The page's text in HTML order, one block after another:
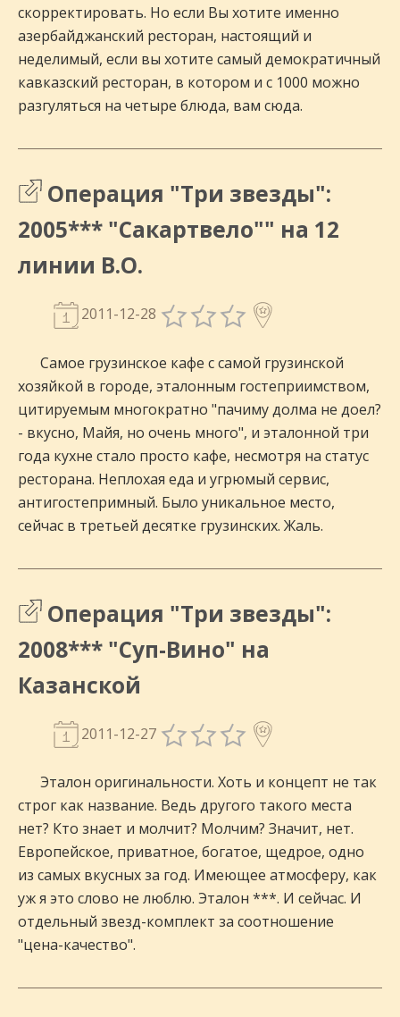
скорректировать. Но если Вы хотите именно
азербайджанский ресторан, настоящий и
неделимый, если вы хотите самый демократичный
кавказский ресторан, в котором и с 1000 можно
разгуляться на четыре блюда, вам сюда.
Операция "Три звезды":
2005*** "Сакартвело"" на 12
линии В.О.
2011-12-28
Самое грузинское кафе с самой грузинской
хозяйкой в городе, эталонным гостеприимством,
цитируемым многократно "пачиму долма не доел?
- вкусно, Майя, но очень много", и эталонной три
года кухне стало просто кафе, несмотря на статус
ресторана. Неплохая еда и угрюмый сервис,
антигостепримный. Было уникальное место,
сейчас в третьей десятке грузинских. Жаль.
Операция "Три звезды":
2008*** "Суп-Вино" на
Казанской
2011-12-27
Эталон оригинальности. Хоть и концепт не так
строг как название. Ведь другого такого места
нет? Кто знает и молчит? Молчим? Значит, нет.
Европейское, приватное, богатое, щедрое, одно
из самых вкусных за год. Имеющее атмосферу, как
уж я это слово не люблю. Эталон ***. И сейчас. И
отдельный звезд-комплект за соотношение
"цена-качество".